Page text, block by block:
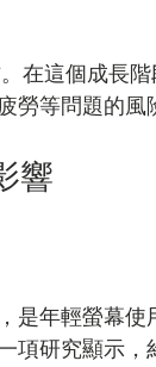
在這個成長
勞等問題的風
響
是年輕螢幕
項研究顯示